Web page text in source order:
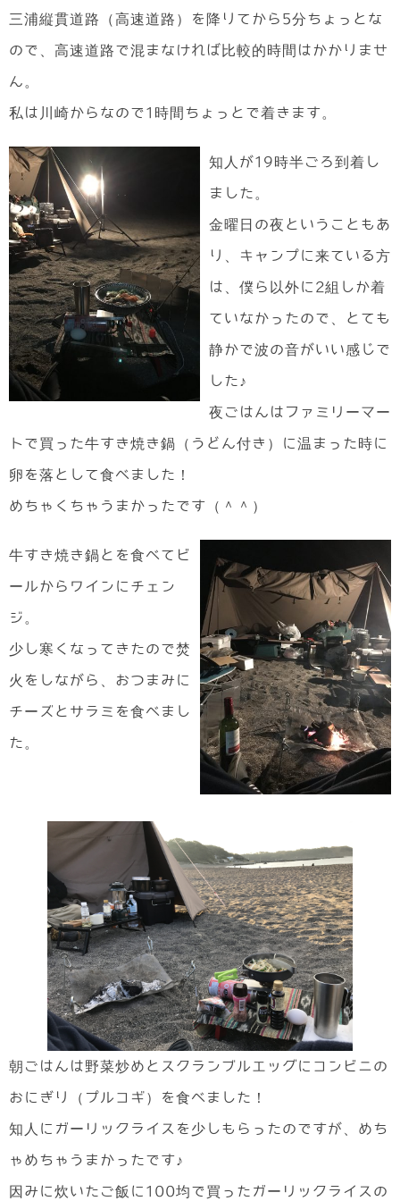
三浦縦貫道路（高速道路）を降りてから5分ちょっとな
ので、高速道路で混まなければ比較的時間はかかりませ
ん。
私は川崎からなので1時間ちょっとで着きます。
知人が19時半ごろ到着し
ました。
金曜日の夜ということもあ
り、キャンプに来ている方
は、僕ら以外に2組しか着
ていなかったので、とても
静かで波の音がいい感じで
した♪
夜ごはんはファミリーマー
トで買った牛すき焼き鍋（うどん付き）に温まった時に
卵を落として食べました！
めちゃくちゃうまかったです（＾＾）
牛すき焼き鍋とを食べてビ
ールからワインにチェン
ジ。
少し寒くなってきたので焚
火をしながら、おつまみに
チーズとサラミを食べまし
た。
朝ごはんは野菜炒めとスクランブルエッグにコンビニの
おにぎり（プルコギ）を食べました！
知人にガーリックライスを少しもらったのですが、めち
ゃめちゃうまかったです♪
因みに炊いたご飯に100均で買ったガーリックライスの